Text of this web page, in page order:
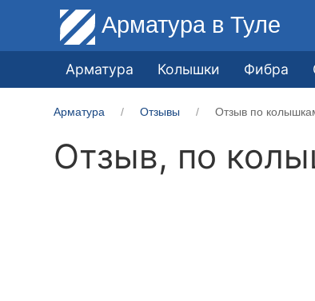
Арматура в Туле
Арматура Колышки Фибра
Арматура Отзывы Отзыв по
Отзыв, по